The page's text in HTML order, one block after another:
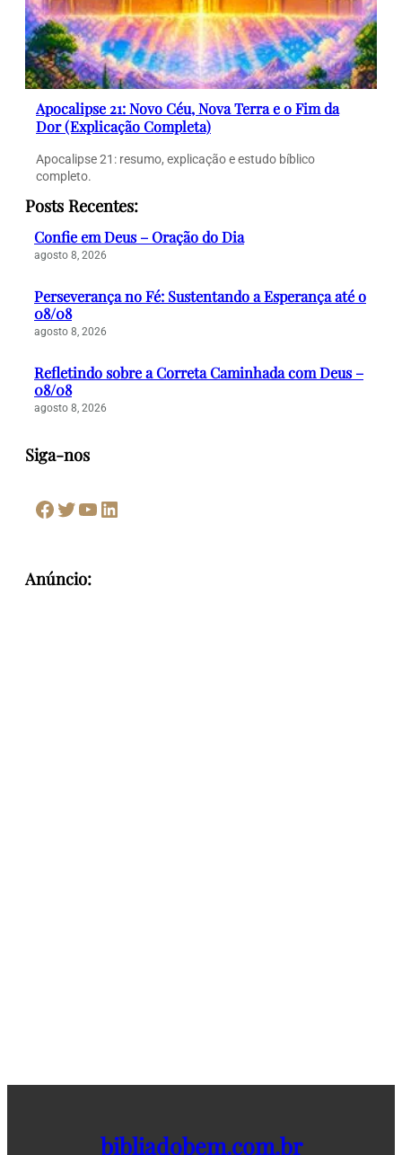
Apocalipse 21: Novo Céu, Nova Terra e o Fim da
Dor (Explicação Completa)
Apocalipse 21: resumo, explicação e estudo bíblico
completo.
Posts Recentes:
Confie em Deus – Oração do Dia
agosto 8, 2026
Perseverança no Fé: Sustentando a Esperança até o
08/08
agosto 8, 2026
Refletindo sobre a Correta Caminhada com Deus –
08/08
agosto 8, 2026
Siga-nos
Facebook Twitter Youtube LinkedIn
Anúncio:
bibliadobem.com.br